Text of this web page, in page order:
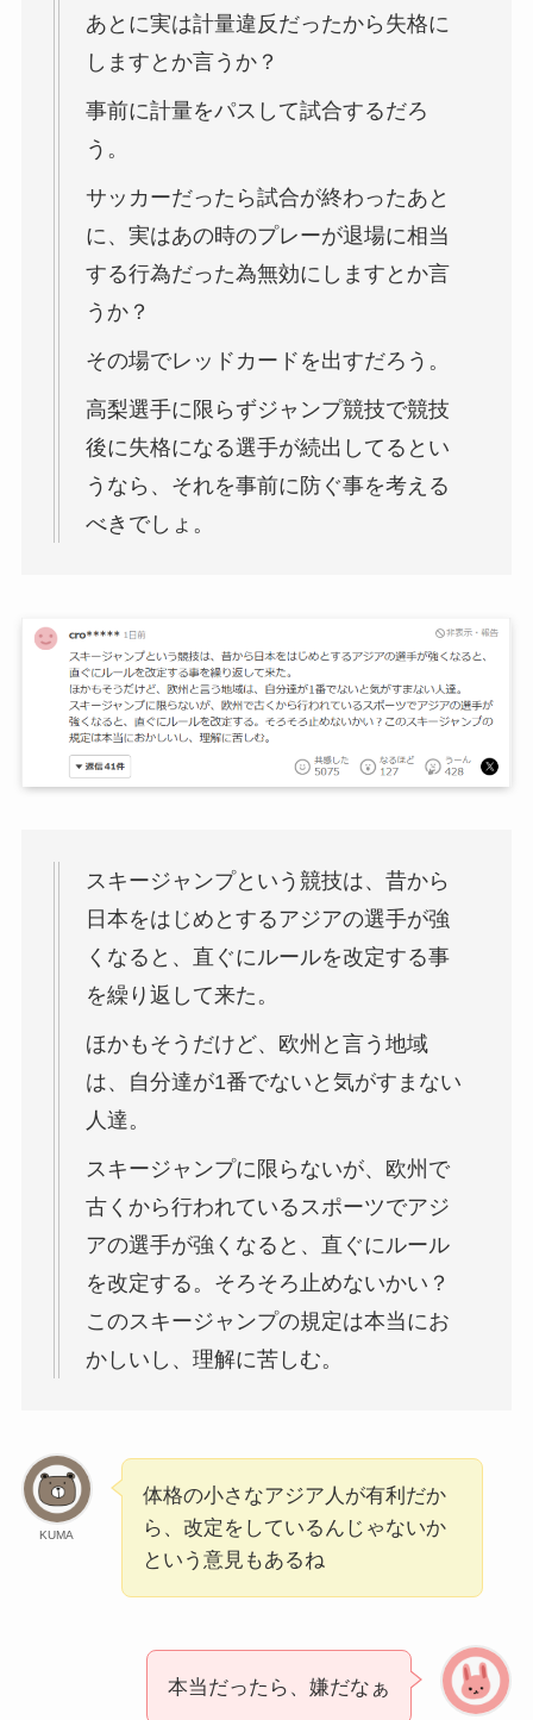
あとに実は計量違反だったから失格に
しますとか言うか？
事前に計量をパスして試合するだろ
う。
サッカーだったら試合が終わったあと
に、実はあの時のプレーが退場に相当
する行為だった為無効にしますとか言
うか？
その場でレッドカードを出すだろう。
高梨選手に限らずジャンプ競技で競技
後に失格になる選手が続出してるとい
うなら、それを事前に防ぐ事を考える
べきでしょ。
スキージャンプという競技は、昔から
日本をはじめとするアジアの選手が強
くなると、直ぐにルールを改定する事
を繰り返して来た。
ほかもそうだけど、欧州と言う地域
は、自分達が1番でないと気がすまない
人達。
スキージャンプに限らないが、欧州で
古くから行われているスポーツでアジ
アの選手が強くなると、直ぐにルール
を改定する。そろそろ止めないかい？
このスキージャンプの規定は本当にお
かしいし、理解に苦しむ。
KUMA
体格の小さなアジア人が有利だか
ら、改定をしているんじゃないか
という意見もあるね
本当だったら、嫌だなぁ